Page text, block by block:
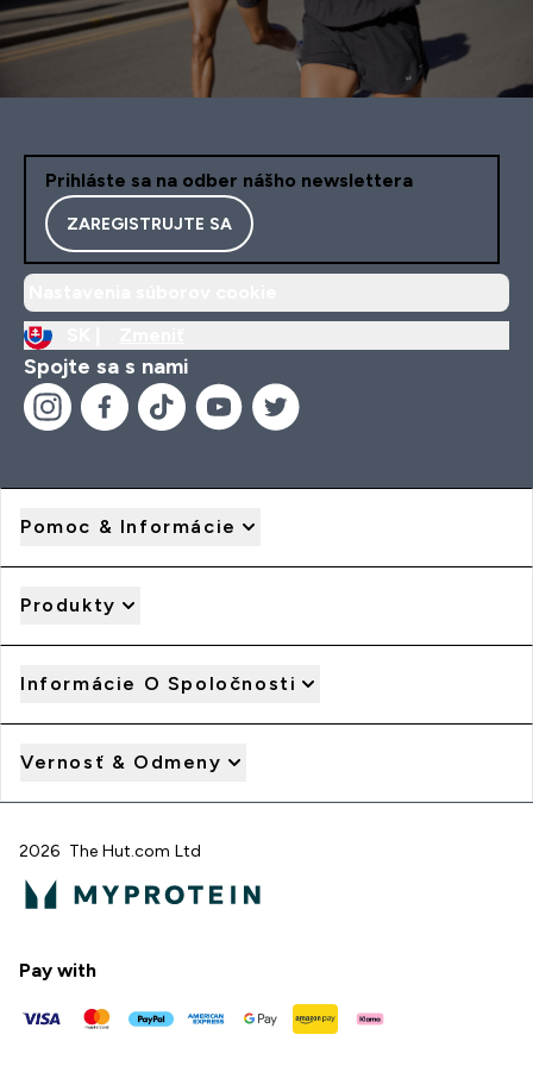
Prihláste sa na odber nášho newslettera
ZAREGISTRUJTE SA
Spojte sa s nami
Pomoc & Informácie
Produkty
Informácie O Spoločnosti
Vernosť & Odmeny
2026 The Hut.com Ltd
Pay with